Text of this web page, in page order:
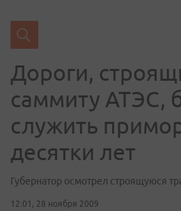
Дороги,
саммиту АТЭС,
служить
десятки лет
Губернатор осмотрел строящуюся
12:01, 28 ноября 2009